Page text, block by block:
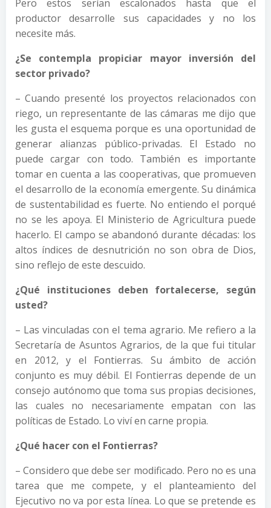
Pero estos serían escalonados hasta que el
productor desarrolle sus capacidades y no los
necesite más.
¿Se contempla propiciar mayor inversión del
sector privado?
– Cuando presenté los proyectos relacionados con
riego, un representante de las cámaras me dijo que
les gusta el esquema porque es una oportunidad de
generar alianzas público-privadas. El Estado no
puede cargar con todo. También es importante
tomar en cuenta a las cooperativas, que promueven
el desarrollo de la economía emergente. Su dinámica
de sustentabilidad es fuerte. No entiendo el porqué
no se les apoya. El Ministerio de Agricultura puede
hacerlo. El campo se abandonó durante décadas: los
altos índices de desnutrición no son obra de Dios,
sino reflejo de este descuido.
¿Qué instituciones deben fortalecerse, según
usted?
– Las vinculadas con el tema agrario. Me refiero a la
Secretaría de Asuntos Agrarios, de la que fui titular
en 2012, y el Fontierras. Su ámbito de acción
conjunto es muy débil. El Fontierras depende de un
consejo autónomo que toma sus propias decisiones,
las cuales no necesariamente empatan con las
políticas de Estado. Lo viví en carne propia.
¿Qué hacer con el Fontierras?
– Considero que debe ser modificado. Pero no es una
tarea que me compete, y el planteamiento del
Ejecutivo no va por esta línea. Lo que se pretende es